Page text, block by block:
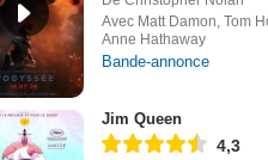
Avec Matt Damon, Tom
Anne Hathaway
Bande-annonce
Jim Queen
4,3